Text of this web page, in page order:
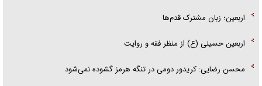
اربعین؛ زبان مشترک قدم‌ها
اربعین حسینی (ع) از منظر فقه و روایت
محسن رضایی: کریدور دومی در تنگه هرمز گشوده نمی‌شود